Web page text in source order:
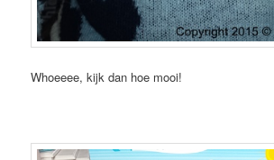
Whoeeee, kijk dan hoe mooi!